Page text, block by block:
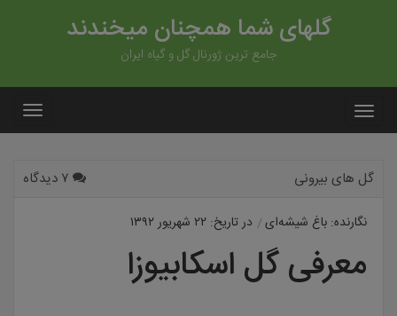
گلهای شما همچنان میخندند
جامع ترین ژورنال گل و گیاه ایران
گل های بیرونی
نگارنده: باغ شیشه‌ای در تاریخ: ۲۲ شهریور ۱۳۹۲
معرفی گل اسکابیوزا